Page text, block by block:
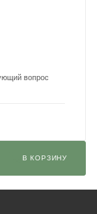
вопрос
В КОРЗИНУ